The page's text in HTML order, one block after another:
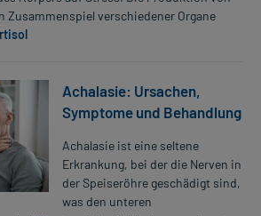
Zusammenspiel verschiedener Organe
Achalasie: Ursachen,
Symptome und Behandlung
Achalasie ist eine seltene
Erkrankung, bei der die Nerven in
der Speiseröhre geschädigt sind,
was den unteren